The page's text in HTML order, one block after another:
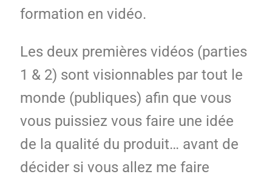
formation en vidéo.
Les deux premières vidéos (parties
1 & 2) sont visionnables par tout le
monde (publiques) afin que vous
vous puissiez vous faire une idée
de la qualité du produit… avant de
décider si vous allez me faire